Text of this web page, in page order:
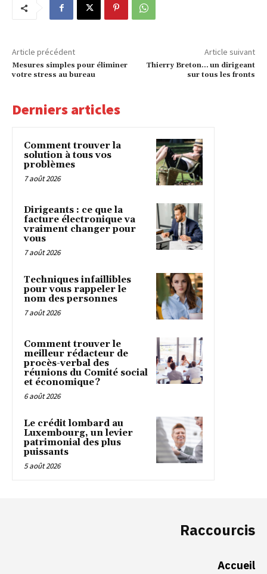
Article précédent
Mesures simples pour éliminer
votre stress au bureau
Article suivant
Thierry Breton… un dirigeant
sur tous les fronts
Derniers articles
Comment trouver la
solution à tous vos
problèmes
7 août 2026
Dirigeants : ce que la
facture électronique va
vraiment changer pour
vous
7 août 2026
Techniques infaillibles
pour vous rappeler le
nom des personnes
7 août 2026
Comment trouver le
meilleur rédacteur de
procès-verbal des
réunions du Comité social
et économique ?
6 août 2026
Le crédit lombard au
Luxembourg, un levier
patrimonial des plus
puissants
5 août 2026
Raccourcis
Accueil